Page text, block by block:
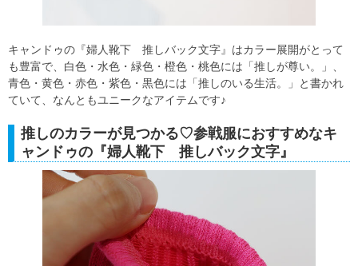
キャンドゥの『婦人靴下 推しバック文字』はカラー展開がとって
も豊富で、白色・水色・緑色・橙色・桃色には「推しが尊い。」、
青色・黄色・赤色・紫色・黒色には「推しのいる生活。」と書かれ
ていて、なんともユニークなアイテムです♪
推しのカラーが見つかる♡参戦服におすすめなキ
ャンドゥの『婦人靴下 推しバック文字』